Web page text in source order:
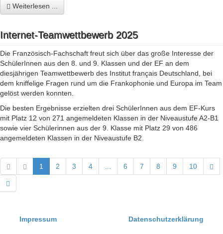
Weiterlesen ...
Internet-Teamwettbewerb 2025
Die Französisch-Fachschaft freut sich über das große Interesse der
SchülerInnen aus den 8. und 9. Klassen und der EF an dem
diesjährigen Teamwettbewerb des Institut français Deutschland, bei
dem kniffelige Fragen rund um die Frankophonie und Europa im Team
gelöst werden konnten.
Die besten Ergebnisse erzielten drei SchülerInnen aus dem EF-Kurs
mit Platz 12 von 271 angemeldeten Klassen in der Niveaustufe A2-B1
sowie vier Schülerinnen aus der 9. Klasse mit Platz 29 von 486
angemeldeten Klassen in der Niveaustufe B2.
1 2 3 4 6 7 8 9 10
Impressum Datenschutzerklärung